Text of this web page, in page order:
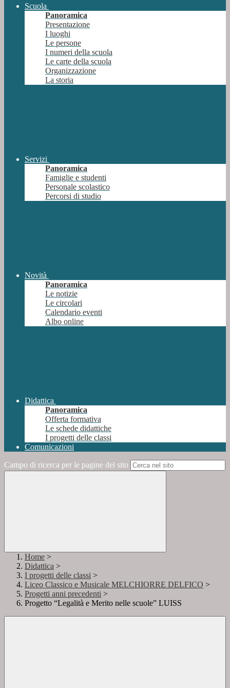
Scuola
Panoramica
Presentazione
I luoghi
Le persone
I numeri della scuola
Le carte della scuola
Organizzazione
La storia
Servizi
Panoramica
Famiglie e studenti
Personale scolastico
Percorsi di studio
Novità
Panoramica
Le notizie
Le circolari
Calendario eventi
Albo online
Didattica
Panoramica
Offerta formativa
Le schede didattiche
I progetti delle classi
Comunicazioni
Campo di ricerca per le pagine del sito
Home >
Didattica >
I progetti delle classi >
Liceo Classico e Musicale MELCHIORRE DELFICO >
Progetti anni precedenti >
Progetto “Legalità e Merito nelle scuole” LUISS